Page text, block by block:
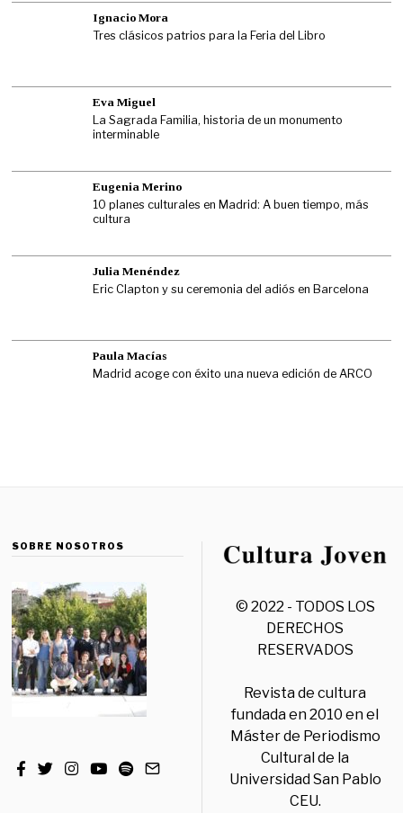
Ignacio Mora
Tres clásicos patrios para la Feria del Libro
Eva Miguel
La Sagrada Familia, historia de un monumento
interminable
Eugenia Merino
10 planes culturales en Madrid: A buen tiempo, más
cultura
Julia Menéndez
Eric Clapton y su ceremonia del adiós en Barcelona
Paula Macías
Madrid acoge con éxito una nueva edición de ARCO
SOBRE NOSOTROS
© 2022 - TODOS LOS
DERECHOS
RESERVADOS
Revista de cultura
fundada en 2010 en el
Máster de Periodismo
Cultural de la
Universidad San Pablo
CEU.